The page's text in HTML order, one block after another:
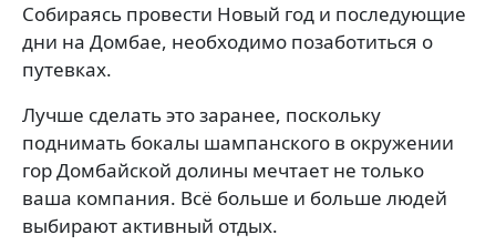
Собираясь провести Новый год и последующие
дни на Домбае, необходимо позаботиться о
путевках.
Лучше сделать это заранее, поскольку
поднимать бокалы шампанского в окружении
гор Домбайской долины мечтает не только
ваша компания. Всё больше и больше людей
выбирают активный отдых.